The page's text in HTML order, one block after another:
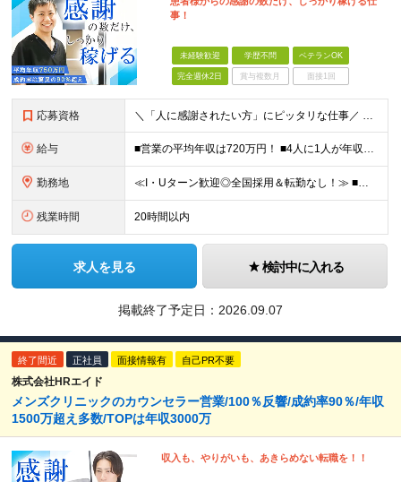
事！
未経験歓迎 学歴不問 ベテランOK
完全週休2日 賞与複数月 面接1回
応募資格 ＼「人に感謝されたい方」にピッタリな仕事／ ★第二新卒歓迎・社会人デビューもOK ◆職種・業種未経験OK ◆学歴不問 ★特別なスキルはいりません メンバーに共通しているのは、「何事にも素直に取り組め
給与 ■営業の平均年収は720万円！ ■4人に1人が年収1000万円超え 月給27万円～100万円+インセンティブ(平均月20～40万円程) ＜インセンティブ制度について＞ 当社では創業以来、頑張ったら
勤務地 ≪I・Uターン歓迎◎全国採用＆転勤なし！≫ ■下記エリアにある病院やクリニックでの勤務となります。 ※ご自宅からクリニックへは直行直帰です ＼★マークのついている店舗で積極採用実施中！／ 【関東エリ
残業時間 20時間以内
求人を見る 検討中に入れる
掲載終了予定日： 2026.09.07
終了間近 正社員 面接情報有 自己PR不要
株式会社HRエイド
メンズクリニックのカウンセラー営業/100％反響/成約率90％/年収
1500万超え多数/TOPは年収3000万
収入も、やりがいも、あきらめない転職を！！